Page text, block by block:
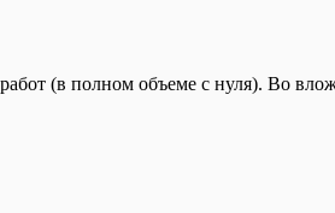
(в полном объеме с нуля). Во